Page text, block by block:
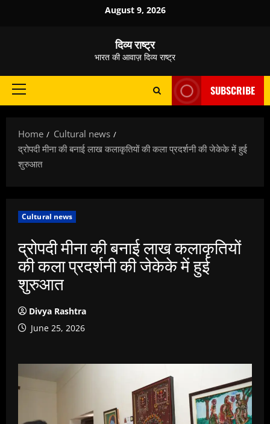
August 9, 2026
दिव्य राष्ट्र
भारत की आवाज़ दिव्य राष्ट्र
Primary
SUBSCRIBE
Home
Cultural news
द्रोपदी मीना की बनाई लाख कलाकृतियों की कला प्रदर्शनी की जेकेके में हुई
शुरुआत
Cultural news
द्रोपदी मीना की बनाई लाख कलाकृतियों
की कला प्रदर्शनी की जेकेके में हुई
शुरुआत
Divya Rashtra
June 25, 2026